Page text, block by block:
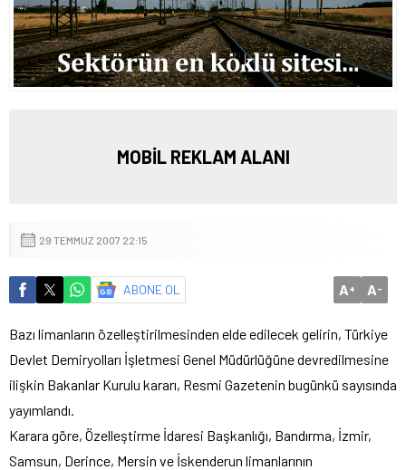
MOBİL REKLAM ALANI
29 TEMMUZ 2007 22:15
ABONE OL A+ A-
Bazı limanların özelleştirilmesinden elde edilecek gelirin, Türkiye
Devlet Demiryolları İşletmesi Genel Müdürlüğüne devredilmesine
ilişkin Bakanlar Kurulu kararı, Resmi Gazetenin bugünkü sayısında
yayımlandı.
Karara göre, Özelleştirme İdaresi Başkanlığı, Bandırma, İzmir,
Samsun, Derince, Mersin ve İskenderun limanlarının